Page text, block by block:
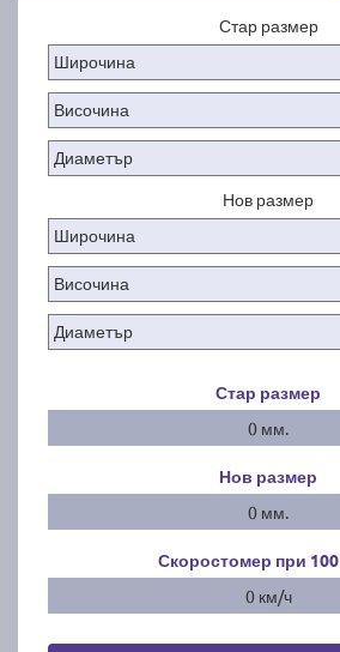
Стар размер
Нов размер
Стар размер
0 мм.
Нов размер
0 мм.
Скоростомер при 100
0 км/ч